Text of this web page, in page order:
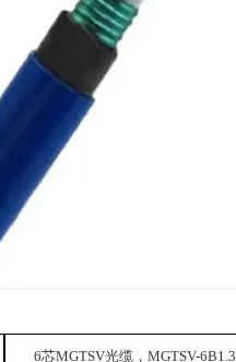
6芯MGTSV光缆，MGTSV-6B1.3